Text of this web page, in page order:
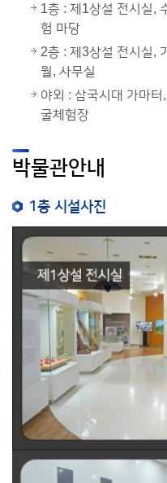
1층 : 제1상설 전시실,
험 마당
2층 : 제3상설 전시실,
월, 사무실
야외 : 삼국시대 가마
굴체험장
박물관안내
1층 시설사진